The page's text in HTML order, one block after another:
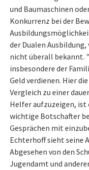
und Baumaschinen
Konkurrenz bei der
der Dualen
nicht überall bekannt.
insbesondere der
Geld verdienen. Hier
Vergleich zu einer
Helfer aufzuzeigen,
wichtige Botschafter
Gesprächen mit
Echterhoff sieht seine
Abgesehen von den
Jugendamt und